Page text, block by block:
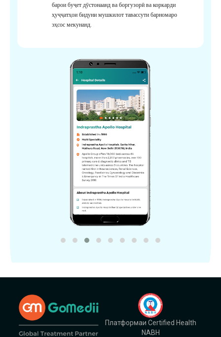
барои буҷет дӯстонаанд ва боргузорӣ ва коркарди
ҳуҷҷатҳои бидуни мушкилот тавассути барномаро
эҳсос мекунанд.
Платформаи Certified Health
NABH